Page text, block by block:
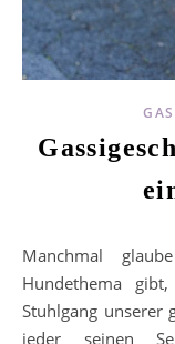
Manchmal glaube ich, dass es im Internet kein
Hundethema
Stuhlgang unserer
jeder seinen